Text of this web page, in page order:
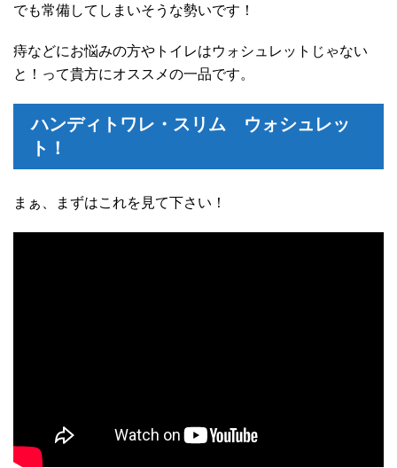
でも常備してしまいそうな勢いです！
痔などにお悩みの方やトイレはウォシュレットじゃない
と！って貴方にオススメの一品です。
ハンディトワレ・スリム ウォシュレッ
ト！
まぁ、まずはこれを見て下さい！